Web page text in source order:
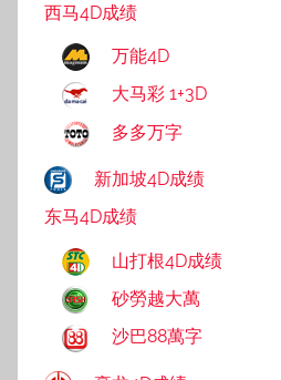
西马4D成绩
万能4D
大马彩 1+3D
多多万字
新加坡4D成绩
东马4D成绩
山打根4D成绩
砂勞越大萬
沙巴88萬字